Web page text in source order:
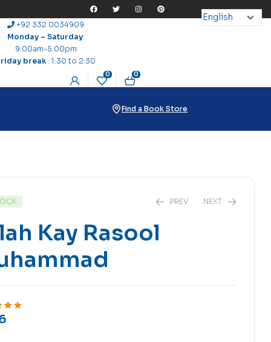
+92 332 0034909
Monday – Saturday:
9:00am-5:00pm
break: 1:30 to 2:30
0 0
Find a Book Store
PREV NEXT
Kay Rasool
of 5